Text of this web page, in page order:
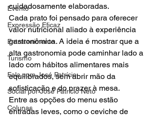
Evento
Expressão Eficaz
Entretenimento
Turismo
Fala com José Patrício
Social por José Patrício Neto
Colunas
cuidadosamente elaboradas.
Cada prato foi pensado para oferecer
valor nutricional aliado à experiência
gastronômica. A ideia é mostrar que a
alta gastronomia pode caminhar lado a
lado com hábitos alimentares mais
equilibrados, sem abrir mão da
sofisticação e do prazer à mesa.
Entre as opções do menu estão
entradas leves, como o ceviche de